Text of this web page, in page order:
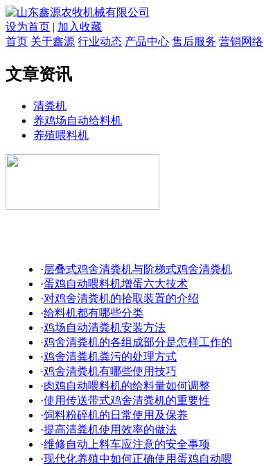
设为首页 | 加入收藏
首页 关于鑫源 行业动态 产品中心 售后服务 营销网络
文章资讯
清粪机
养鸡场自动给料机
养殖喂料机
·层叠式鸡舍清粪机与阶梯式鸡舍清粪机
·蛋鸡自动喂料机增蛋六大技术
·对鸡舍清粪机的拾取装置的介绍
·给料机都有哪些分类
·鸡场自动清粪机安装方法
·鸡舍清粪机的各组成部分是怎样工作的
·鸡舍清粪机粪污的处理方式
·鸡舍清粪机有哪些使用技巧
·肉鸡自动喂料机的给料量如何调整
·使用传送带式鸡舍清粪机的重要性
·饲料粉碎机的日常使用及保养
·提高清粪机使用效率的做法
·维修自动上料车应注意的安全事项
·现代化养殖中如何正确使用蛋鸡自动喂